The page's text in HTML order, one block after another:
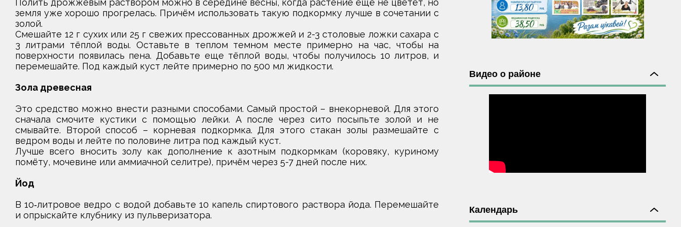
Полить дрожжевым раствором можно в середине весны, когда растение ещё не цветёт, но
земля уже хорошо прогрелась. Причём использовать такую подкормку лучше в сочетании с
золой.
Смешайте 12 г сухих или 25 г свежих прессованных дрожжей и 2-3 столовые ложки сахара с
3 литрами тёплой воды. Оставьте в теплом темном месте примерно на час, чтобы на
поверхности появилась пена. Добавьте еще тёплой воды, чтобы получилось 10 литров, и
перемешайте. Под каждый куст лейте примерно по 500 мл жидкости.
Зола древесная
Это средство можно внести разными способами. Самый простой – внекорневой. Для этого
сначала смочите кустики с помощью лейки. А после через сито посыпьте золой и не
смывайте. Второй способ – корневая подкормка. Для этого стакан золы размешайте с
ведром воды и лейте по половине литра под каждый куст.
Лучше всего вносить золу как дополнение к азотным подкормкам (коровяку, куриному
помёту, мочевине или аммиачной селитре), причём через 5-7 дней после них.
Йод
В 10‑литровое ведро с водой добавьте 10 капель спиртового раствора йода. Перемешайте
и опрыскайте клубнику из пульверизатора.
Видео о районе
Календарь